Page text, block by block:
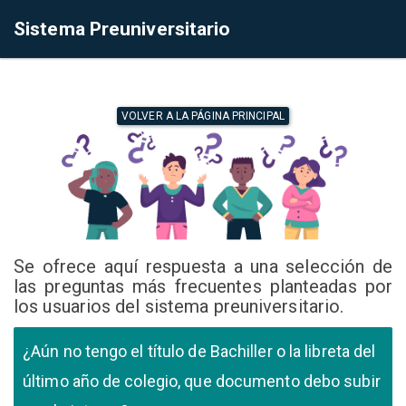
Sistema Preuniversitario
VOLVER A LA PÁGINA PRINCIPAL
Se ofrece aquí respuesta a una selección de
las preguntas más frecuentes planteadas por
los usuarios del sistema preuniversitario.
¿Aún no tengo el título de Bachiller o la libreta del
último año de colegio, que documento debo subir